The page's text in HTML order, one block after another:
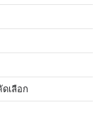
เลือก